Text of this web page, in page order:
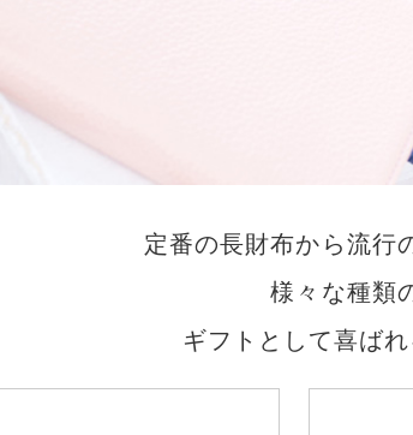
定番の長財布から流行
様々な種類
ギフトとして喜ば